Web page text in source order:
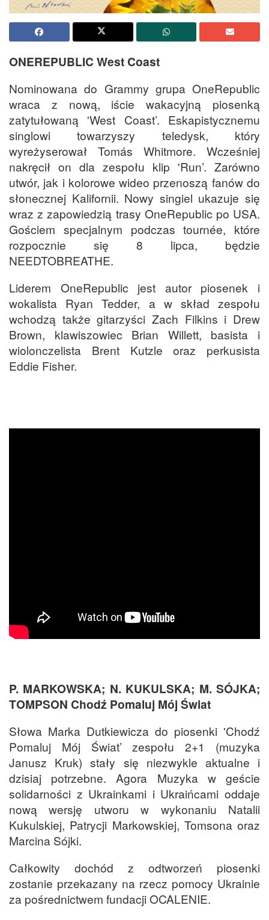
ONEREPUBLIC West Coast
Nominowana do Grammy grupa OneRepublic
wraca z nową, iście wakacyjną piosenką
zatytułowaną 'West Coast’. Eskapistycznemu
singlowi towarzyszy teledysk, który
wyreżyserował Tomás Whitmore. Wcześniej
nakręcił on dla zespołu klip 'Run’. Zarówno
utwór, jak i kolorowe wideo przenoszą fanów do
słonecznej Kalifornii. Nowy singiel ukazuje się
wraz z zapowiedzią trasy OneRepublic po USA.
Gościem specjalnym podczas tournée, które
rozpocznie się 8 lipca, będzie
NEEDTOBREATHE.
Liderem OneRepublic jest autor piosenek i
wokalista Ryan Tedder, a w skład zespołu
wchodzą także gitarzyści Zach Filkins i Drew
Brown, klawiszowiec Brian Willett, basista i
wiolonczelista Brent Kutzle oraz perkusista
Eddie Fisher.
P. MARKOWSKA; N. KUKULSKA; M. SÓJKA;
TOMPSON Chodź Pomaluj Mój Świat
Słowa Marka Dutkiewicza do piosenki 'Chodź
Pomaluj Mój Świat’ zespołu 2+1 (muzyka
Janusz Kruk) stały się niezwykle aktualne i
dzisiaj potrzebne. Agora Muzyka w geście
solidarności z Ukrainkami i Ukraińcami oddaje
nową wersję utworu w wykonaniu Natalii
Kukulskiej, Patrycji Markowskiej, Tomsona oraz
Marcina Sójki.
Całkowity dochód z odtworzeń piosenki
zostanie przekazany na rzecz pomocy Ukrainie
za pośrednictwem fundacji OCALENIE.